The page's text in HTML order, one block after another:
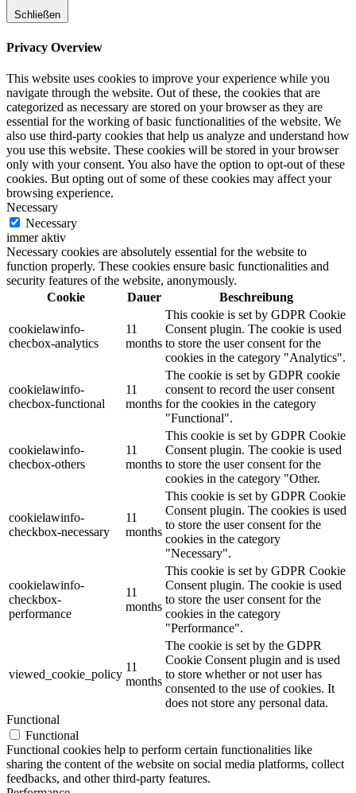
Schließen
Privacy Overview
This website uses cookies to improve your experience while you
navigate through the website. Out of these, the cookies that are
categorized as necessary are stored on your browser as they are
essential for the working of basic functionalities of the website. We
also use third-party cookies that help us analyze and understand how
you use this website. These cookies will be stored in your browser
only with your consent. You also have the option to opt-out of these
cookies. But opting out of some of these cookies may affect your
browsing experience.
Necessary
Necessary
immer aktiv
Necessary cookies are absolutely essential for the website to
function properly. These cookies ensure basic functionalities and
security features of the website, anonymously.
Cookie
Dauer Beschreibung
cookielawinfo-
checbox-analytics
11
months
This cookie is set by GDPR Cookie
Consent plugin. The cookie is used
to store the user consent for the
cookies in the category "Analytics".
cookielawinfo-
checbox-functional
11
months
The cookie is set by GDPR cookie
consent to record the user consent
for the cookies in the category
"Functional".
cookielawinfo-
checbox-others
11
months
This cookie is set by GDPR Cookie
Consent plugin. The cookie is used
to store the user consent for the
cookies in the category "Other.
cookielawinfo-
checkbox-necessary
11
months
This cookie is set by GDPR Cookie
Consent plugin. The cookies is used
to store the user consent for the
cookies in the category
"Necessary".
cookielawinfo-
checkbox-
performance
11
months
This cookie is set by GDPR Cookie
Consent plugin. The cookie is used
to store the user consent for the
cookies in the category
"Performance".
viewed_cookie_policy
11
months
The cookie is set by the GDPR
Cookie Consent plugin and is used
to store whether or not user has
consented to the use of cookies. It
does not store any personal data.
Functional
Functional
Functional cookies help to perform certain functionalities like
sharing the content of the website on social media platforms, collect
feedbacks, and other third-party features.